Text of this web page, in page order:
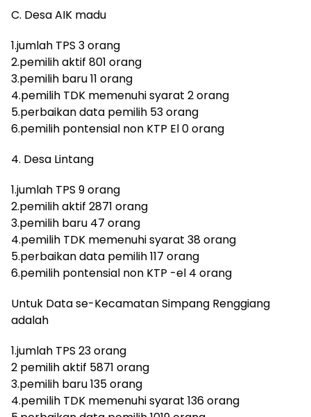
C. Desa AIK madu
1.jumlah TPS 3 orang
2.pemilih aktif 801 orang
3.pemilih baru 11 orang
4.pemilih TDK memenuhi syarat 2 orang
5.perbaikan data pemilih 53 orang
6.pemilih pontensial non KTP El 0 orang
4. Desa Lintang
1.jumlah TPS 9 orang
2.pemilih aktif 2871 orang
3.pemilih baru 47 orang
4.pemilih TDK memenuhi syarat 38 orang
5.perbaikan data pemilih 117 orang
6.pemilih pontensial non KTP -el 4 orang
Untuk Data se-Kecamatan Simpang Renggiang
adalah
1.jumlah TPS 23 orang
2 pemilih aktif 5871 orang
3.pemilih baru 135 orang
4.pemilih TDK memenuhi syarat 136 orang